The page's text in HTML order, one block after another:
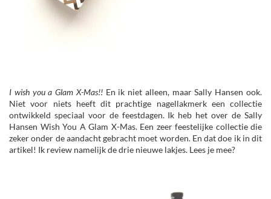
I wish you a Glam X-Mas!! En ik niet alleen, maar Sally Hansen ook.
Niet voor niets heeft dit prachtige nagellakmerk een collectie
ontwikkeld speciaal voor de feestdagen. Ik heb het over de Sally
Hansen Wish You A Glam X-Mas. Een zeer feestelijke collectie die
zeker onder de aandacht gebracht moet worden. En dat doe ik in dit
artikel! Ik review namelijk de drie nieuwe lakjes. Lees je mee?